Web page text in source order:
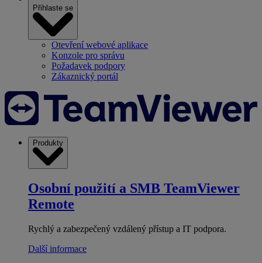
Přihlaste se
Otevření webové aplikace
Konzole pro správu
Požadavek podpory
Zákaznický portál
Produkty
Osobní použití a SMB TeamViewer
Remote
Rychlý a zabezpečený vzdálený přístup a IT podpora.
Další informace